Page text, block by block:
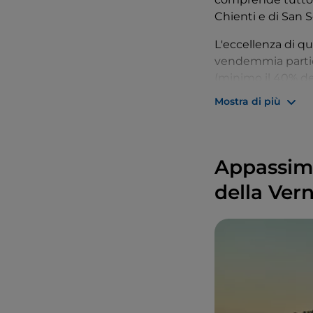
Chienti e di San
L'eccellenza di
vendemmia
dall'uva passita
volta, diviene
Per questo
rendendo ancor
Mostra di più
della